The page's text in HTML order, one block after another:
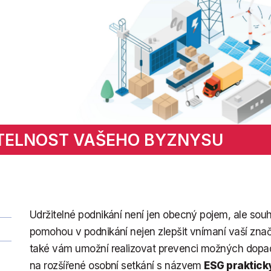
VAŠEHO BYZNYSU
Udržitelné podnikání není jen obecný pojem, ale
pomohou v podnikání nejen zlepšit vnímaní vaší
také vám umožní realizovat prevenci možných
na rozšířené osobní setkání s názvem ESG